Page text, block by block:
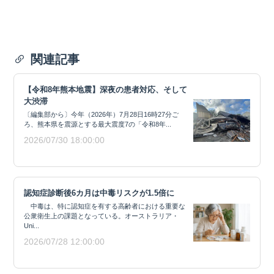
関連記事
【令和8年熊本地震】深夜の患者対応、そして
大渋滞
〔編集部から〕今年（2026年）7月28日16時27分ご
ろ、熊本県を震源とする最大震度7の「令和8年...
2026/07/30 18:00:00
認知症診断後6カ月は中毒リスクが1.5倍に
中毒は、特に認知症を有する高齢者における重要な
公衆衛生上の課題となっている。オーストラリア・
Uni...
2026/07/28 12:00:00